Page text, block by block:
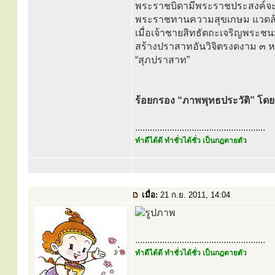
พระราชบิดามีพระราชประสงค์จ
พระราชทานความสุขเกษม แวด
เมื่อเจ้าชายสิทธัตถะเจริญพระช
สร้างปราสาทอันวิจิตรงดงาม ๓
“สุภปราสาท”
ร้อยกรอง “ภาพพุทธประวัติ” โด
.....................................................
ทำดีได้ดี ทำชั่วได้ชั่ว เป็นกฎตายตัว
เมื่อ: 21 ก.ย. 2011, 14:04
.....................................................
ทำดีได้ดี ทำชั่วได้ชั่ว เป็นกฎตายตัว